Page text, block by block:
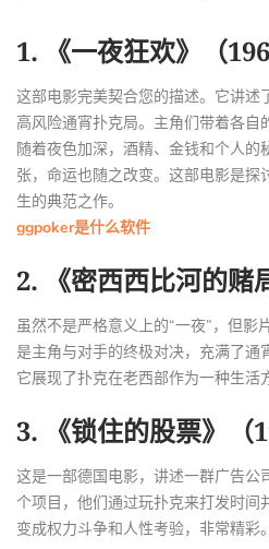
1. 《一夜狂欢》（
这部电影完美契合您的描述。它讲述
高风险通宵扑克局。主角们带着各自
随着夜色加深，酒精、金钱和个人的
张，命运也随之改变。这部电影是探
生的典范之作。
ggpoker是什么软件
2. 《密西西比河的赌
虽然不是严格意义上的“一夜”，但影
是主角与对手的终极对决，充满了通
它展现了扑克在老西部作为一种生活
3. 《锁住的股票》（
这是一部德国电影，讲述一群广告公
个项目，他们通过玩扑克来打发时间
变成权力斗争和人性考验，非常精彩。